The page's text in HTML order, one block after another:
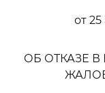
от
ОБ ОТКАЗЕ